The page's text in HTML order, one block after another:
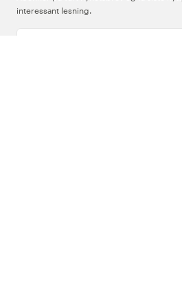
interessant lesning.
Skriv inn din e-postadresse